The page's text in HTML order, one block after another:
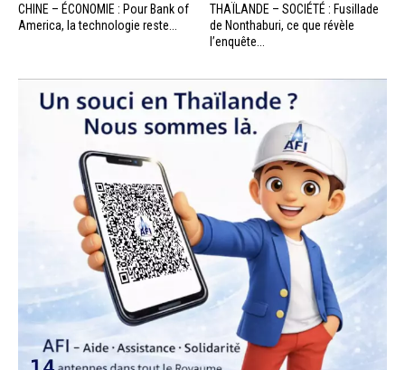
CHINE – ÉCONOMIE : Pour Bank of
America, la technologie reste...
THAÏLANDE – SOCIÉTÉ : Fusillade
de Nonthaburi, ce que révèle
l’enquête...